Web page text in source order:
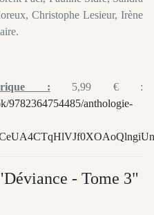
Christophe Lesieur, Irène
: 5,99 € :
9782364754485/anthologie-
- Tome 3"